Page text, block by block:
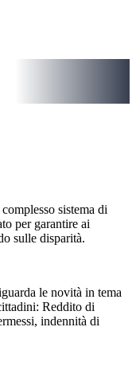
sistema di
per garantire ai
sulle disparità.
le novità in tema
Reddito di
indennità di